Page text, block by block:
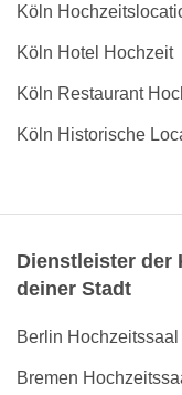
Köln
Köln Hotel Hochzeit
Köln Restaurant
Köln Historische
Dienstleister der
deiner Stadt
Berlin Hochzeitssaal
Bremen